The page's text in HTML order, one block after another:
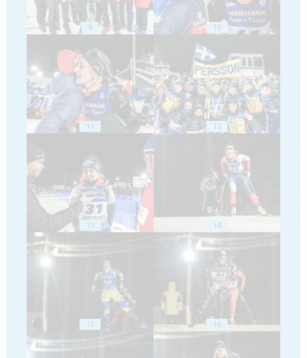
9 10
11 12
13 14
15 16